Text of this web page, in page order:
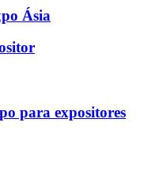
Ásia
para expositores